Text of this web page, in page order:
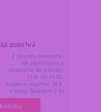
stolní hra
Z důvodu dovolené,
vše objednané a
uhrazené do pondělí
17.8. do 11:00,
dodáme nejdříve 18.8.
v úterý. Skladem 2 ks